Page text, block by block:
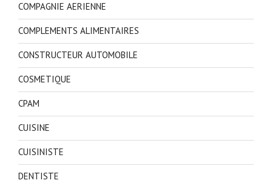
COMPAGNIE AERIENNE
COMPLEMENTS ALIMENTAIRES
CONSTRUCTEUR AUTOMOBILE
COSMETIQUE
CPAM
CUISINE
CUISINISTE
DENTISTE